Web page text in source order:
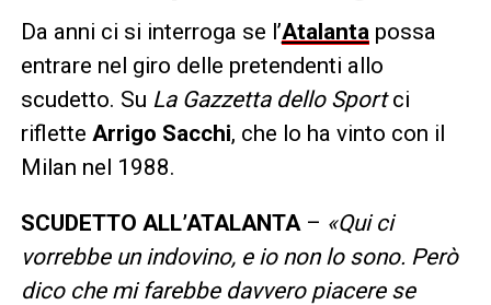
Da anni ci si interroga se l’Atalanta possa
entrare nel giro delle pretendenti allo
scudetto. Su La Gazzetta dello Sportci
riflette Arrigo Sacchi, che lo ha vinto con il
Milan nel 1988.
SCUDETTO ALL’ATALANTA– «Qui ci
vorrebbe un indovino, e io non lo sono. Però
dico che mi farebbe davvero piacere se